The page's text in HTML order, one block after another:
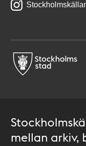
mellan arkiv,